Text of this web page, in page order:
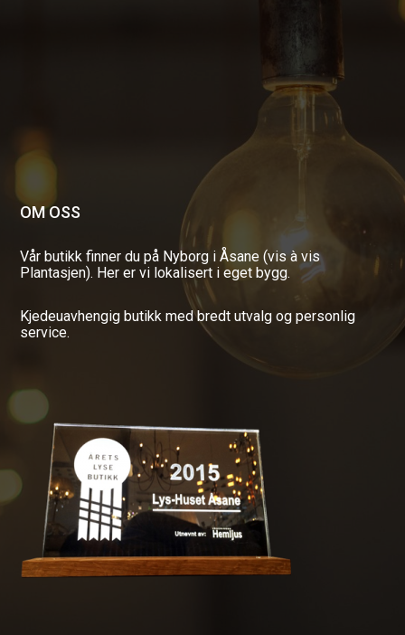
OM OSS
Vår butikk finner du på Nyborg i Åsane (vis à vis
Plantasjen). Her er vi lokalisert i eget bygg.
Kjedeuavhengig butikk med bredt utvalg og personlig
service.